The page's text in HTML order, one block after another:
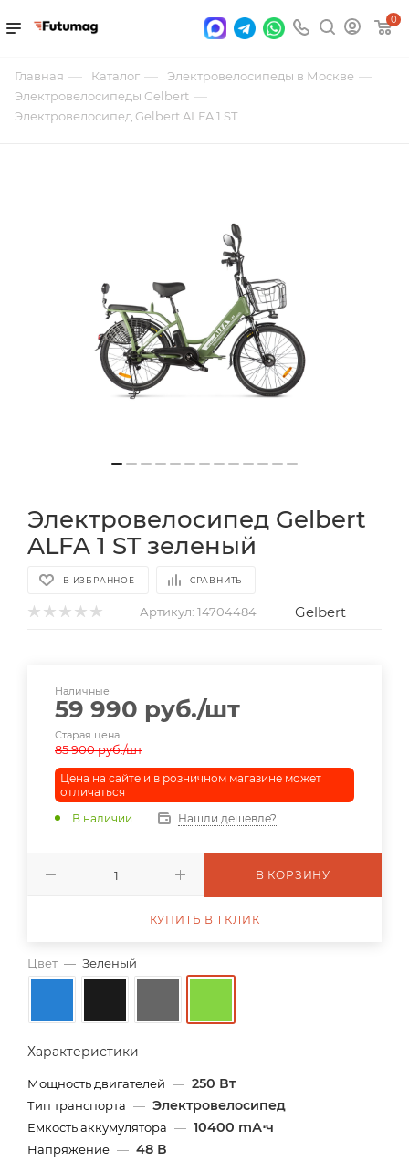
0
Главная — Каталог — Электровелосипеды в Москве —
Электровелосипеды Gelbert —
Электровелосипед Gelbert ALFA 1 ST
Электровелосипед Gelbert
ALFA 1 ST зеленый
В ИЗБРАННОЕ СРАВНИТЬ
Артикул: 14704484 Gelbert
Цвет — Зеленый
Характеристики
Мощность двигателей — 250 Вт
Тип транспорта — Электровелосипед
Емкость аккумулятора — 10400 mА⋅ч
Напряжение — 48 В
Наличные
59 990 руб./шт
Старая цена
85 900руб./шт
Цена на сайте и в розничном магазине может
отличаться
В наличии
Нашли дешевле?
В КОРЗИНУ
КУПИТЬ В 1 КЛИК